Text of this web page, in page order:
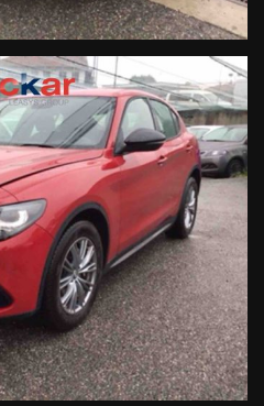
SMS O WHATSAPP)
indicative e non vincolanti
gli accessori con il nostro